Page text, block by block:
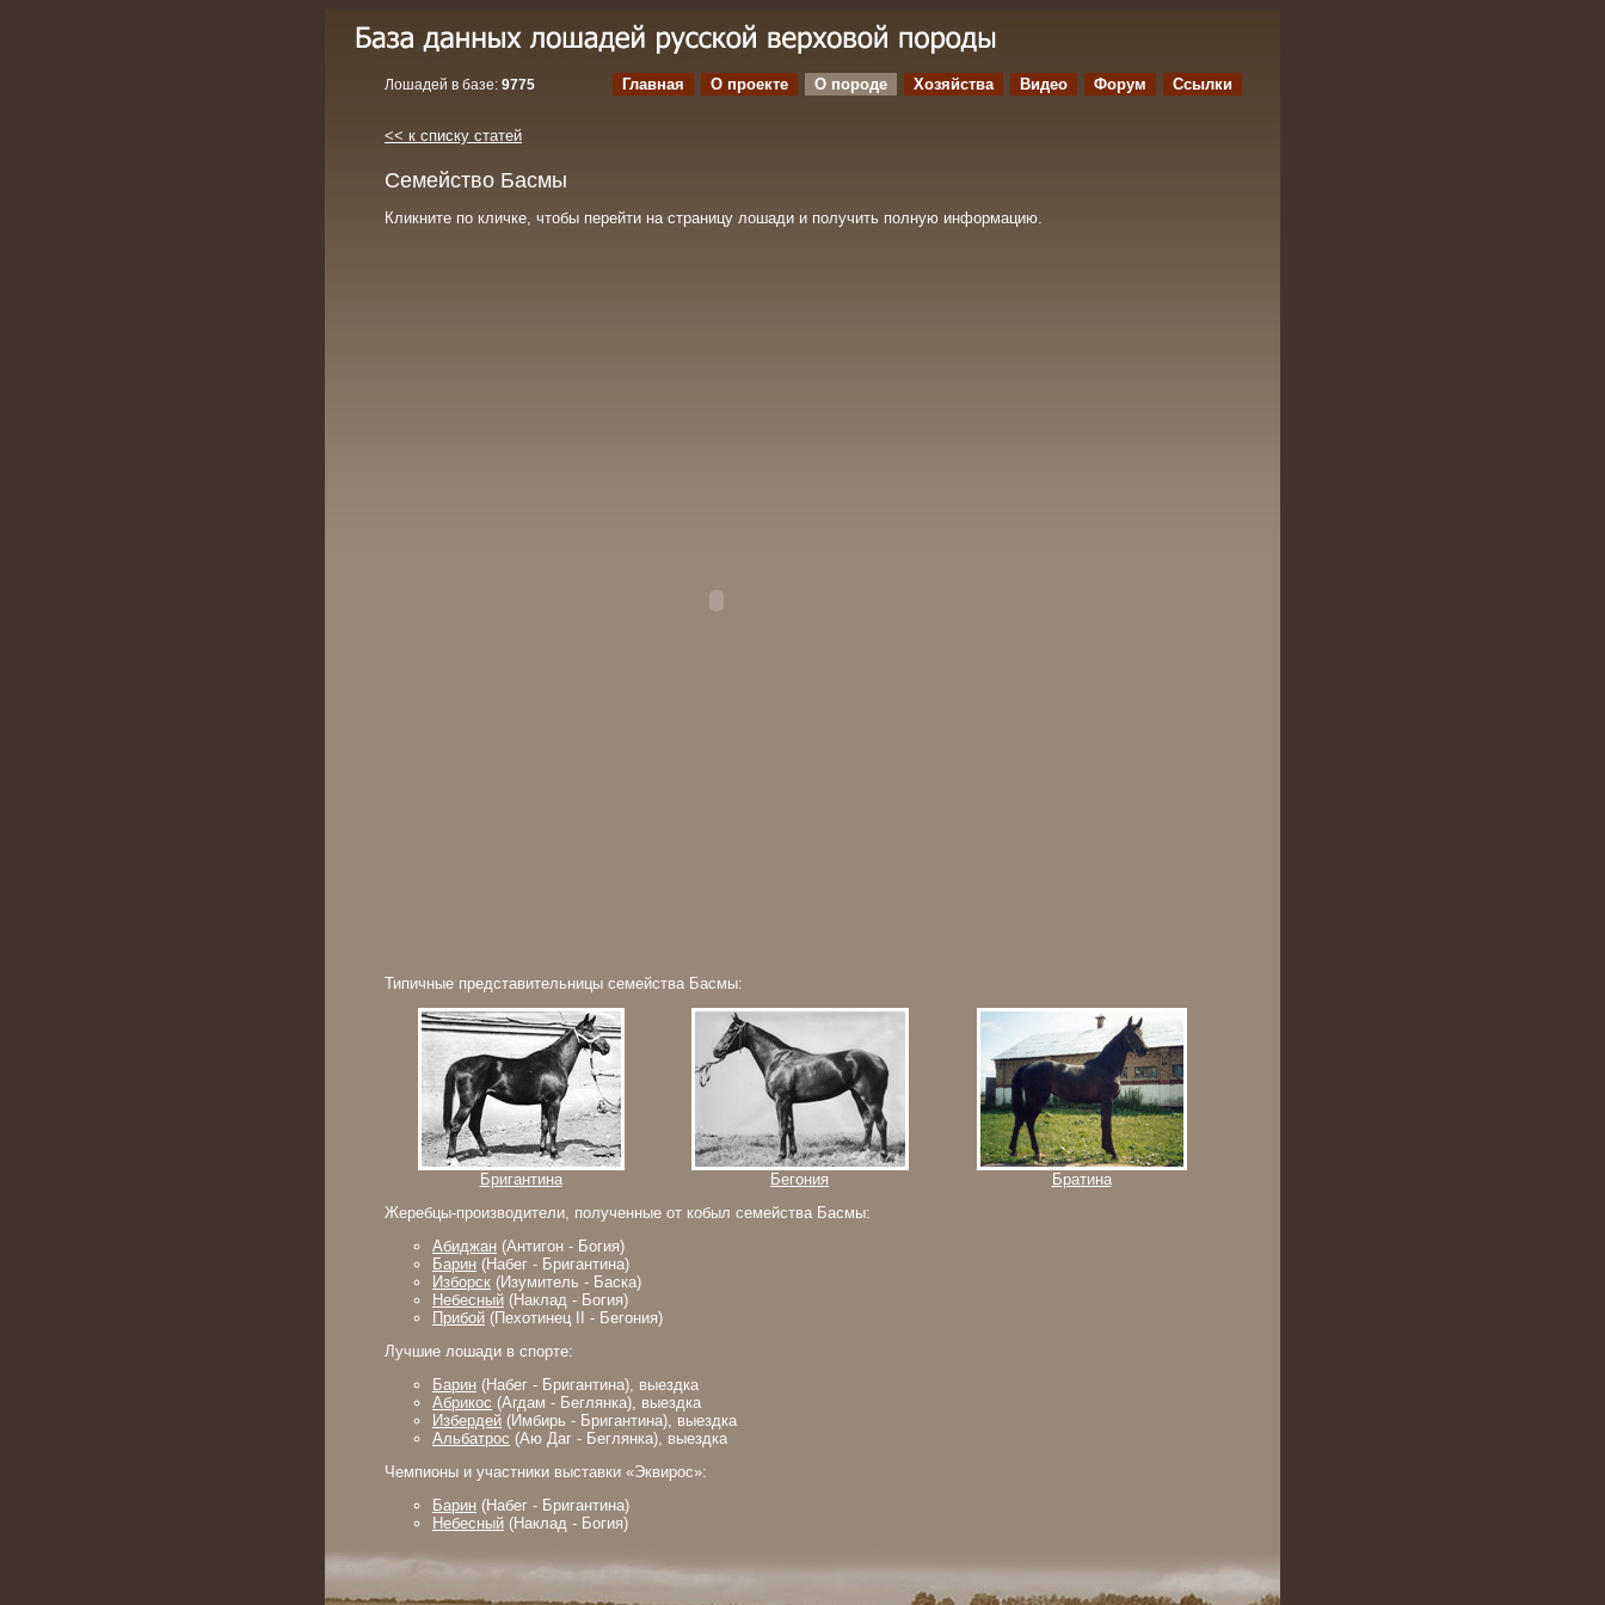
Лошадей в базе: 9775 Главная О проекте O породе Хозяйства Видео Форум Ссылки
<< к списку статей
Семейство Басмы
Кликните по кличке, чтобы перейти на страницу лошади и получить полную информацию.
Типичные представительницы семейства Басмы:
Бригантина Бегония
Братина
Жеребцы-производители, полученные от кобыл семейства Басмы:
Абиджан (Антигон - Богия)
Барин (Набег - Бригантина)
Изборск (Изумитель - Баска)
Небесный (Наклад - Богия)
Прибой (Пехотинец II - Бегония)
Лучшие лошади в спорте:
Барин (Набег - Бригантина), выездка
Абрикос (Агдам - Беглянка), выездка
Избердей (Имбирь - Бригантина), выездка
Альбатрос (Аю Даг - Беглянка), выездка
Чемпионы и участники выставки «Эквирос»:
Барин (Набег - Бригантина)
Небесный (Наклад - Богия)